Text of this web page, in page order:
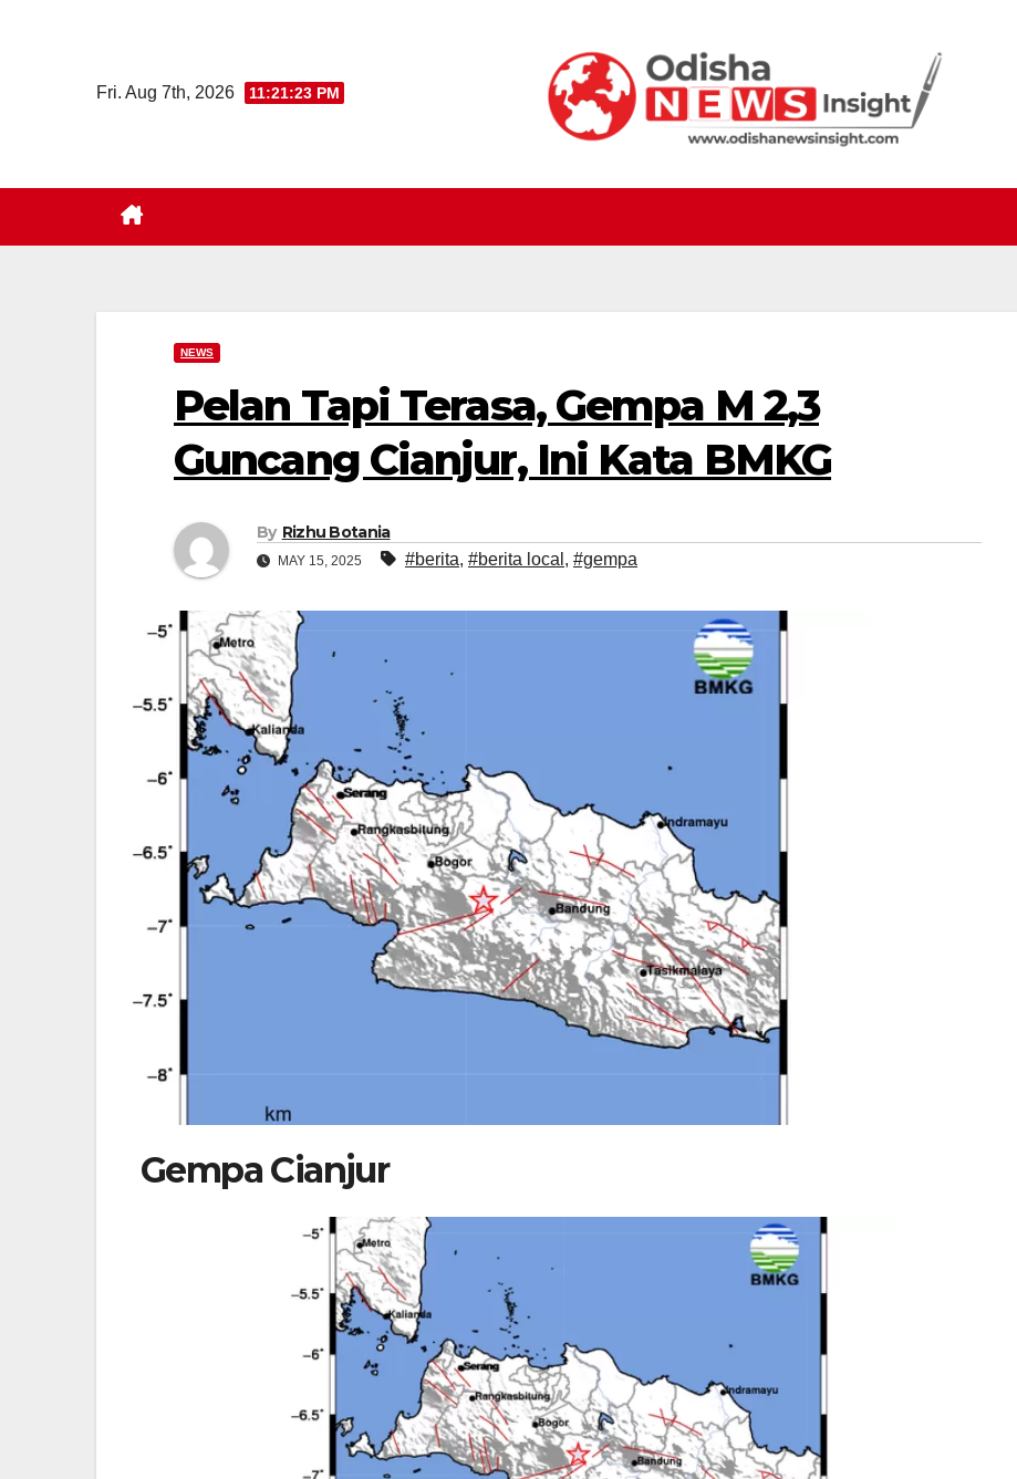
Fri. Aug 7th, 2026 11:21:24 PM
NEWS
Pelan Tapi Terasa, Gempa M 2,3
Guncang Cianjur, Ini Kata BMKG
By Rizhu Botania
MAY 15, 2025 #berita, #berita local , #gempa
Gempa Cianjur